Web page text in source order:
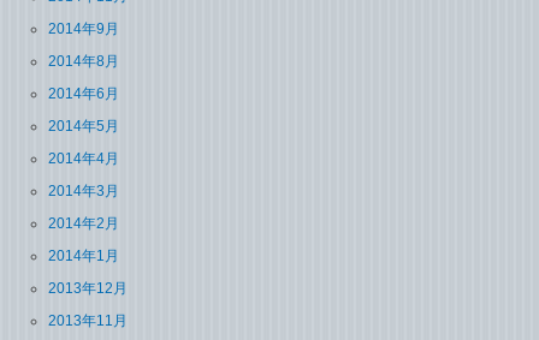
2014年9月
2014年8月
2014年6月
2014年5月
2014年4月
2014年3月
2014年2月
2014年1月
2013年12月
2013年11月